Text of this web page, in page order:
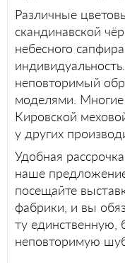
Различные
скандинавской
небесного
неповторимый
моделями. Многие
Кировской
у других
Удобная
наше
посещайте
фабрики, и вы
ту единственную,
неповторимую